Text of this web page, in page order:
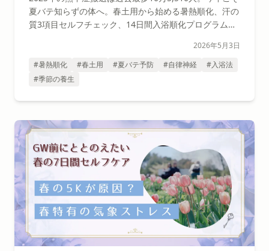
夏バテ知らずの体へ。春土用から始める暑熱順化、汗の
質3項目セルフチェック、14日間入浴順化プログラム、
えた汗腺を4月後半から立て直す具体策をお届けしま
す。
2026年5月3日
#暑熱順化
#春土用 #夏バテ予防 #自律神経
#入浴法
#季節の養生